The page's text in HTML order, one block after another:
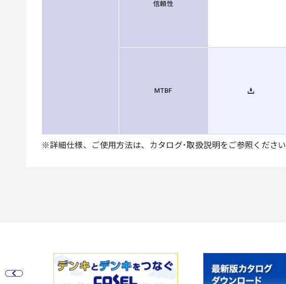
信頼性
MTBF
※詳細仕様、ご使用方法は、カタログ･取扱説明をご参照ください